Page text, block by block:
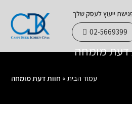
ייעוץ לעסק שלך
02-5669399
דעת מומחה
עמוד הבית» חוות דעת מומחה